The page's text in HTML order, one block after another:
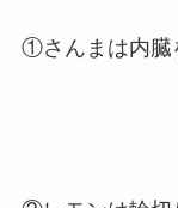
①さんまは内臓